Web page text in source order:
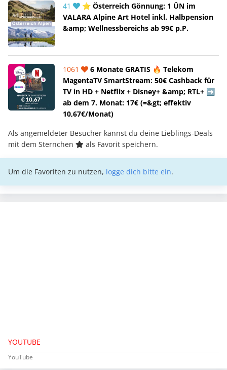
41
⭐ Österreich Gönnung: 1 ÜN im
VALARA Alpine Art Hotel inkl. Halbpension
&amp; Wellnessbereichs ab 99€ p.P.
1061
6 Monate GRATIS 🔥 Telekom
MagentaTV SmartStream: 50€ Cashback für
TV in HD + Netflix + Disney+ &amp; RTL+ ➡️
ab dem 7. Monat: 17€ (=&gt; effektiv
10,67€/Monat)
Als angemeldeter Besucher kannst du deine Lieblings-Deals
mit dem Sternchen
als Favorit speichern.
Um die Favoriten zu nutzen, logge dich bitte ein.
YOUTUBE
YouTube